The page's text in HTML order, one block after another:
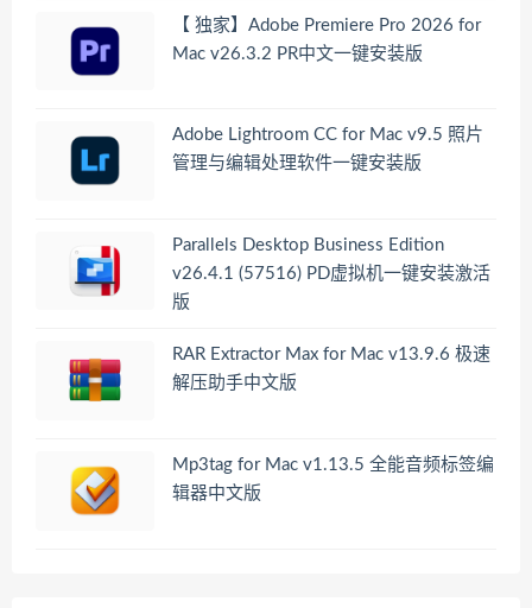
【 独家】Adobe Premiere Pro 2026 for
Mac v26.3.2 PR中文一键安装版
Adobe Lightroom CC for Mac v9.5 照片
管理与编辑处理软件一键安装版
Parallels Desktop Business Edition
v26.4.1 (57516) PD虚拟机一键安装激活
版
RAR Extractor Max for Mac v13.9.6 极速
解压助手中文版
Mp3tag for Mac v1.13.5 全能音频标签编
辑器中文版